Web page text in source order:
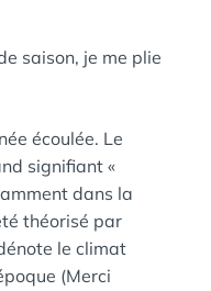
saison, je me plie
écoulée. Le
signifiant «
dans la
théorisé par
le climat
(Merci